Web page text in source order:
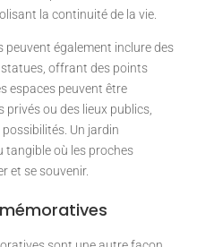
la continuité de la vie.
également inclure des
offrant des points
espaces peuvent être
ou des lieux publics,
Un jardin
où les proches
et se souvenir.